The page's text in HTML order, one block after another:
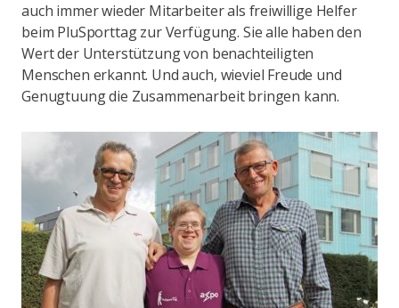
auch immer wieder Mitarbeiter als freiwillige Helfer
beim PluSporttag zur Verfügung. Sie alle haben den
Wert der Unterstützung von benachteiligten
Menschen erkannt. Und auch, wieviel Freude und
Genugtuung die Zusammenarbeit bringen kann.